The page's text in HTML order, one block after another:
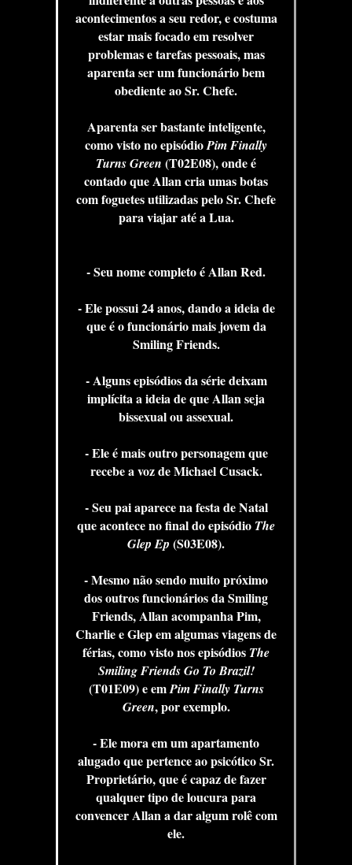
acontecimentos a seu redor, e costuma
estar mais focado em resolver
problemas e tarefas pessoais, mas
aparenta ser um funcionário bem
obediente ao Sr. Chefe.
Aparenta ser bastante inteligente,
como visto no episódioPim Finally
Turns Green (T02E08), onde é
contado que Allan cria umas botas
com foguetes utilizadas pelo Sr. Chefe
para viajar até a Lua.
- Seu nome completo é Allan Red.
- Ele possui 24 anos, dando a ideia de
que é o funcionário mais jovem da
Smiling Friends.
- Alguns episódios da série deixam
implícita a ideia de que Allan seja
bissexual ou assexual.
- Ele é mais outro personagem que
recebe a voz de Michael Cusack.
- Seu pai aparece na festa de Natal
que acontece no final do episódio The
Glep Ep (S03E08).
- Mesmo não sendo muito próximo
dos outros funcionários da Smiling
Friends, Allan acompanha Pim,
Charlie e Glep em algumas viagens de
férias, como visto nos episódios The
Smiling Friends Go To Brazil!
(T01E09) e emPim Finally Turns
Green, por exemplo.
- Ele mora em um apartamento
alugado que pertence ao psicótico Sr.
Proprietário, que é capaz de fazer
qualquer tipo de loucura para
convencer Allan a dar algum rolê com
ele.